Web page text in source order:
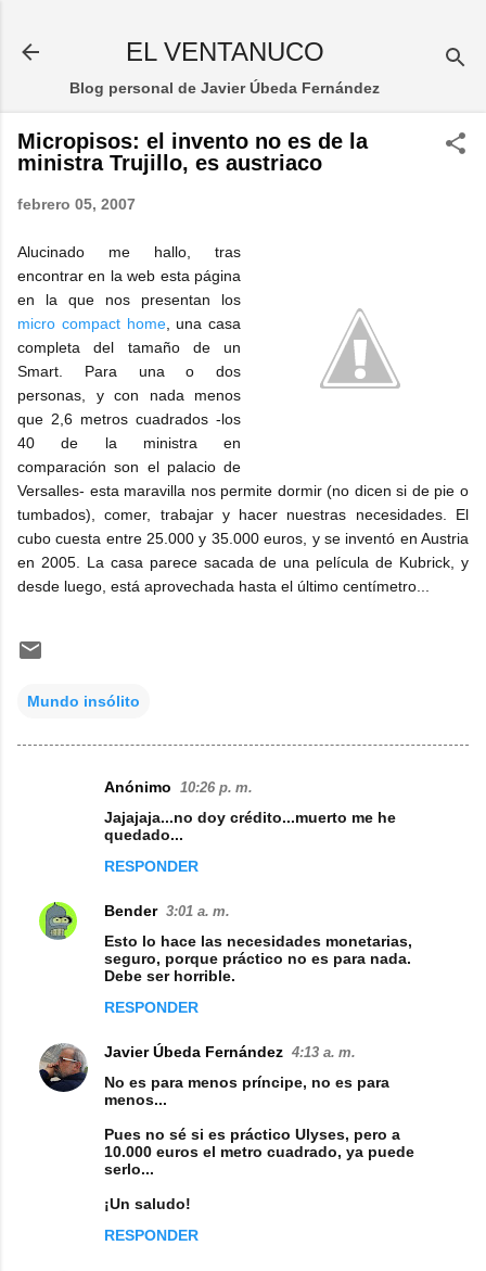
EL VENTANUCO
Blog personal de Javier Úbeda Fernández
Micropisos: el invento no es de la
ministra Trujillo, es austriaco
febrero 05, 2007
Alucinado me hallo, tras
encontrar en la web esta página
en la que nos presentan los
micro compact home, una casa
completa del tamaño de un
Smart. Para una o dos
personas, y con nada menos
que 2,6 metros cuadrados -los
40 de la ministra en
comparación son el palacio de
Versalles- esta maravilla nos permite dormir (no dicen si de pie o
tumbados), comer, trabajar y hacer nuestras necesidades. El
cubo cuesta entre 25.000 y 35.000 euros, y se inventó en Austria
en 2005. La casa parece sacada de una película de Kubrick, y
desde luego, está aprovechada hasta el último centímetro...
Mundo insólito
n
o
Anónimo 10:26 p. m.
Jajajaja...no doy crédito...muerto me he
quedado...
RESPONDER
Bender 3:01 a. m.
Esto lo hace las necesidades monetarias,
seguro, porque práctico no es para nada.
Debe ser horrible.
RESPONDER
Javier Úbeda Fernández 4:13 a. m.
No es para menos príncipe, no es para
menos...
Pues no sé si es práctico Ulyses, pero a
10.000 euros el metro cuadrado, ya puede
serlo...
¡Un saludo!
RESPONDER